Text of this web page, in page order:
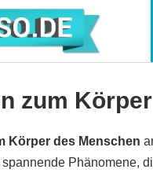
zum
Körper des Menschen
Phänomene,